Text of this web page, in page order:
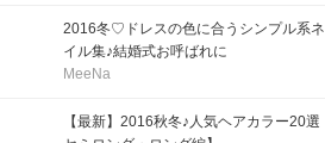
2016冬♡ドレスの色に合うシンプル系ネ
イル集♪結婚式お呼ばれに
MeeNa
【最新】2016秋冬♪人気ヘアカラー20選